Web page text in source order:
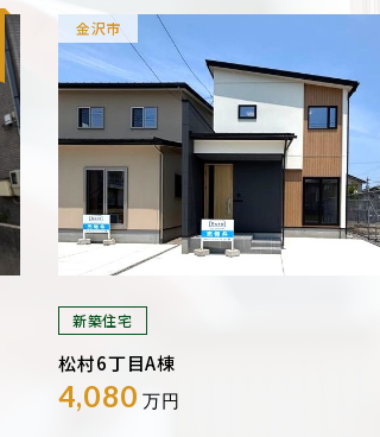
金沢市
新築住宅
松村6丁目A棟
4,080 万円